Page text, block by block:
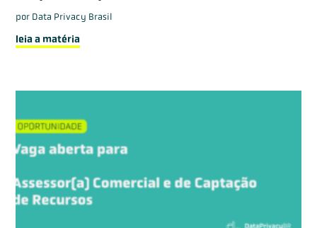
por Data Privacy Brasil
leia a matéria